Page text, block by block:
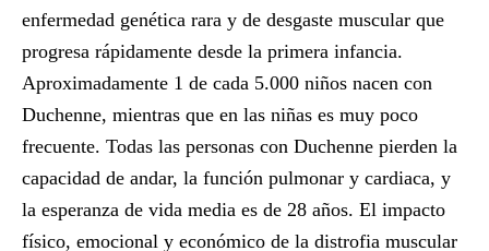
enfermedad genética rara y de desgaste muscular que
progresa rápidamente desde la primera infancia.
Aproximadamente 1 de cada 5.000 niños nacen con
Duchenne, mientras que en las niñas es muy poco
frecuente. Todas las personas con Duchenne pierden la
capacidad de andar, la función pulmonar y cardiaca, y
la esperanza de vida media es de 28 años. El impacto
físico, emocional y económico de la distrofia muscular